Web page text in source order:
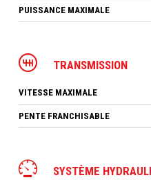
PUISSANCE MAXIMALE
TRANSMISSION
VITESSE MAXIMALE
PENTE FRANCHISABLE
SYSTÈME